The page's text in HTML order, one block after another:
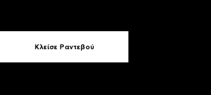
Κλείσε Ραντεβού